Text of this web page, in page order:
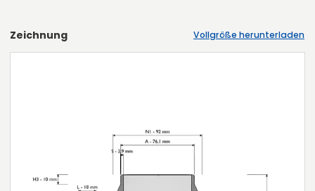
Zeichnung Vollgröße herunterladen